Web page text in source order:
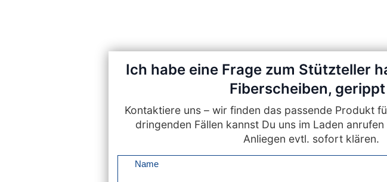
Ich habe eine Frage zum Stützteller
Fiberscheiben, gerippt
Kontaktiere uns – wir finden das passende Produkt
dringenden Fällen kannst Du uns im Laden
Anliegen evtl. sofort klären.
Name